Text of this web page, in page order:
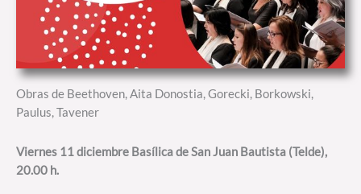
Obras de Beethoven, Aita Donostia, Gorecki, Borkowski,
Paulus, Tavener
Viernes 11 diciembre Basílica de San Juan Bautista (Telde),
20.00 h.